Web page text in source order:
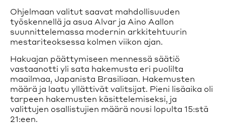
Ohjelmaan valitut saavat mahdollisuuden
työskennellä ja asua Alvar ja Aino Aallon
suunnittelemassa modernin arkkitehtuurin
mestariteoksessa kolmen viikon ajan.
Hakuajan päättymiseen mennessä säätiö
vastaanotti yli sata hakemusta eri puolilta
maailmaa, Japanista Brasiliaan. Hakemusten
määrä ja laatu yllättivät valitsijat. Pieni lisäaika oli
tarpeen hakemusten käsittelemiseksi, ja
valittujen osallistujien määrä nousi lopulta 15:stä
21:een.